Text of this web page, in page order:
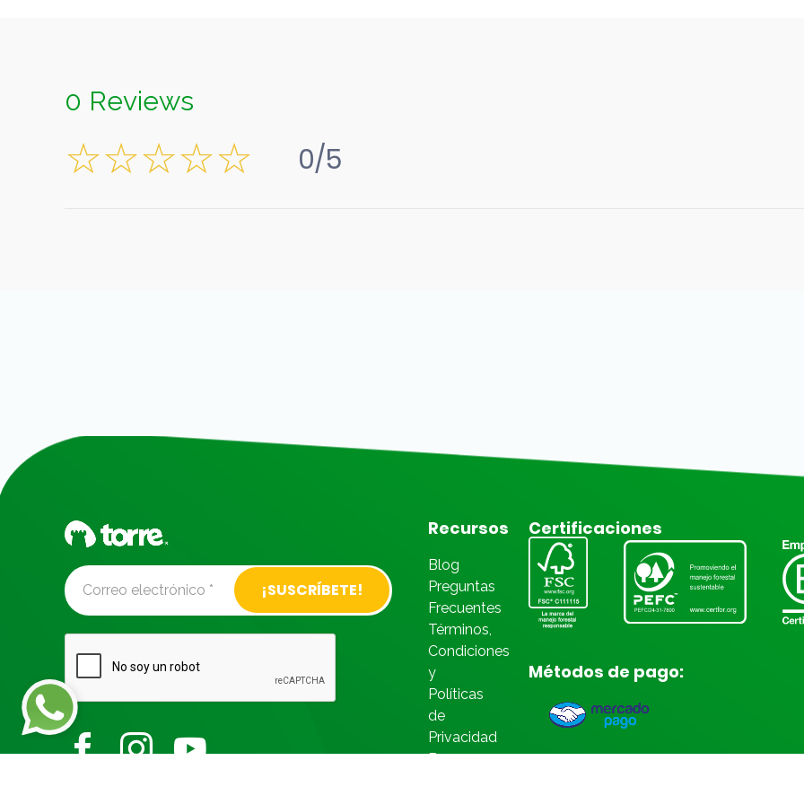
0 Reviews
0/5
Alternative:
Recursos
Blog
Preguntas
Frecuentes
Términos,
Condiciones
y
Políticas
de
Privacidad
Bases
Certificaciones
Métodos de pago: